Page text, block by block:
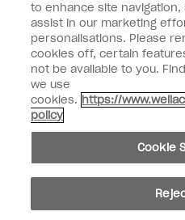
Connectez-Vous
facebookinstagramyoutube
Ne pas partager ou vendre des
Loi californienne sur la transparence
© Copyright 2024, Wella Operations US
to enhance site navigation,
assist in our marketing
personalisations. Please
cookies off, certain
not be available to you.
we use
cookies. https://
policy
Cookie